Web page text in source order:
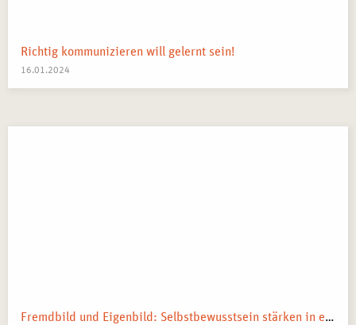
Richtig kommunizieren will gelernt sein!
16.01.2024
Fremdbild und Eigenbild: Selbstbewusstsein stärken in einer Welt voll mit Vergleichen